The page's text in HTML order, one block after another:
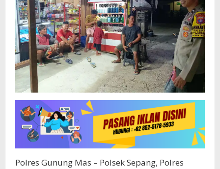
Polres Gunung Mas – Polsek Sepang, Polres